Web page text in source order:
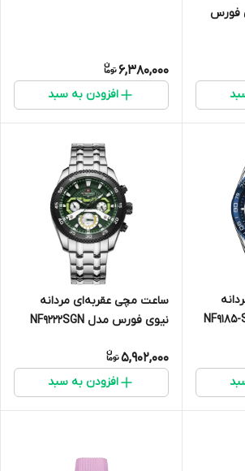
فورس
6,380,000
افزودن به سبد
ساعت مچی عقربه‌ای مردانه
نیوی فورس مدل NF9222SGN
5,902,000
افزودن به سبد